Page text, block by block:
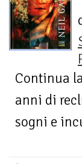
Continua
anni di
sogni e